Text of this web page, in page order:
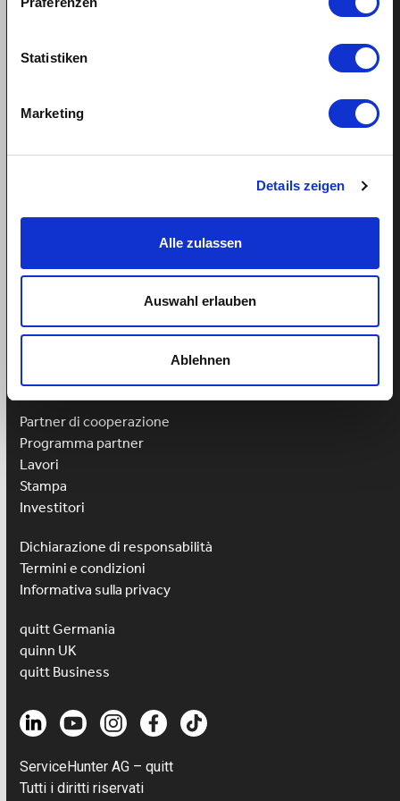
Statistiken
Marketing
Details zeigen
Alle zulassen
Auswahl erlauben
Ablehnen
Supporto
Aiuto
Su quitt
Blog
Partner di cooperazione
Programma partner
Lavori
Stampa
Investitori
Dichiarazione di responsabilità
Termini e condizioni
Informativa sulla privacy
quitt Germania
quinn UK
quitt Business
ServiceHunter AG – quitt
Tutti i diritti riservati